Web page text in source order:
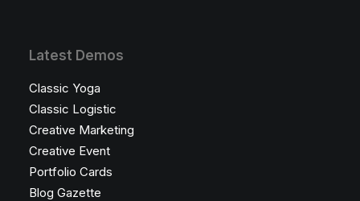
Latest Demos
Classic Yoga
Classic Logistic
Creative Marketing
Creative Event
Portfolio Cards
Blog Gazette